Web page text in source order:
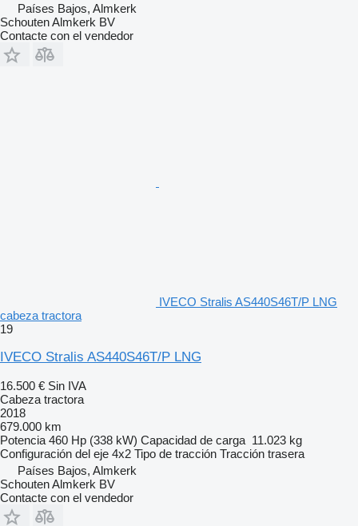
Países Bajos, Almkerk
Schouten Almkerk BV
Contacte con el vendedor
IVECO Stralis AS440S46T/P LNG
cabeza tractora
19
IVECO Stralis AS440S46T/P LNG
16.500 € Sin IVA
Cabeza tractora
2018
679.000 km
Potencia 460 Hp (338 kW) Capacidad de carga 11.023 kg
Configuración del eje 4x2 Tipo de tracción Tracción trasera
Países Bajos, Almkerk
Schouten Almkerk BV
Contacte con el vendedor